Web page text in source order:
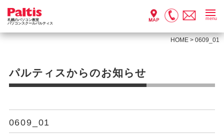
札幌のパソコン教室
パソコンスクールパルティス
menu
HOME >0609_01
パルティスからのお知らせ
0609_01